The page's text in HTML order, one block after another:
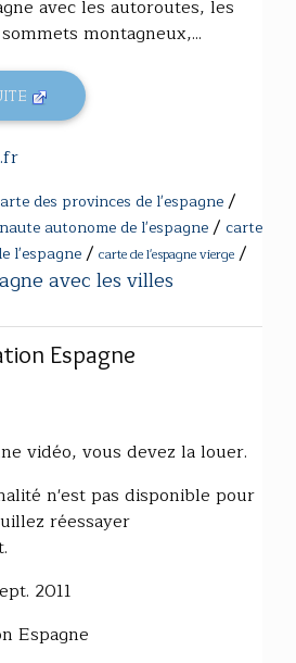
avec les autoroutes, les
montagneux,...
des provinces de l'espagne/
autonome de l'espagne/ carte
l'espagne/ carte de l'espagne vierge /
avec les villes
Espagne
vidéo, vous devez la louer.
n'est pas disponible pour
réessayer
2011
Espagne